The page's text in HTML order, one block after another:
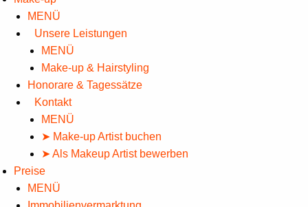
MENÜ
Unsere Leistungen
MENÜ
Make-up & Hairstyling
Honorare & Tagessätze
Kontakt
MENÜ
➤ Make-up Artist buchen
➤ Als Makeup Artist bewerben
Preise
MENÜ